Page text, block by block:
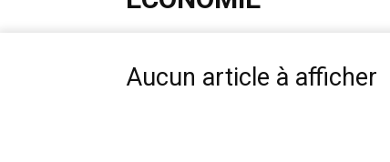
Aucun article à afficher